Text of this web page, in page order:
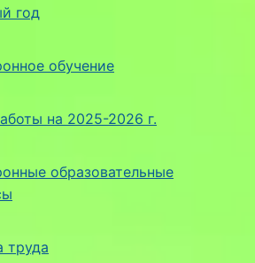
год
обучение
на 2025-2026 г.
образовательные
труда